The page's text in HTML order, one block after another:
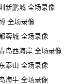
新鹏城 全场录像
全场录像
蓉城 全场录像
岛西海岸 全场录像
泰山 全场录像
海牛 全场录像